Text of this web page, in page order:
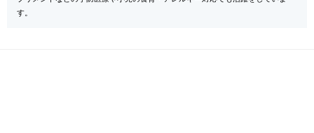
す。